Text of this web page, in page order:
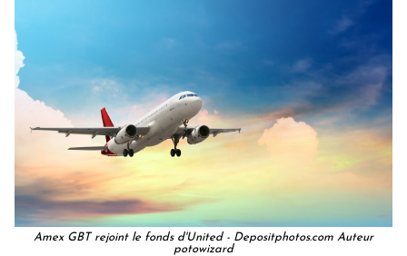
Amex GBT rejoint le fonds d'United - Depositphotos.com Auteur
potowizard